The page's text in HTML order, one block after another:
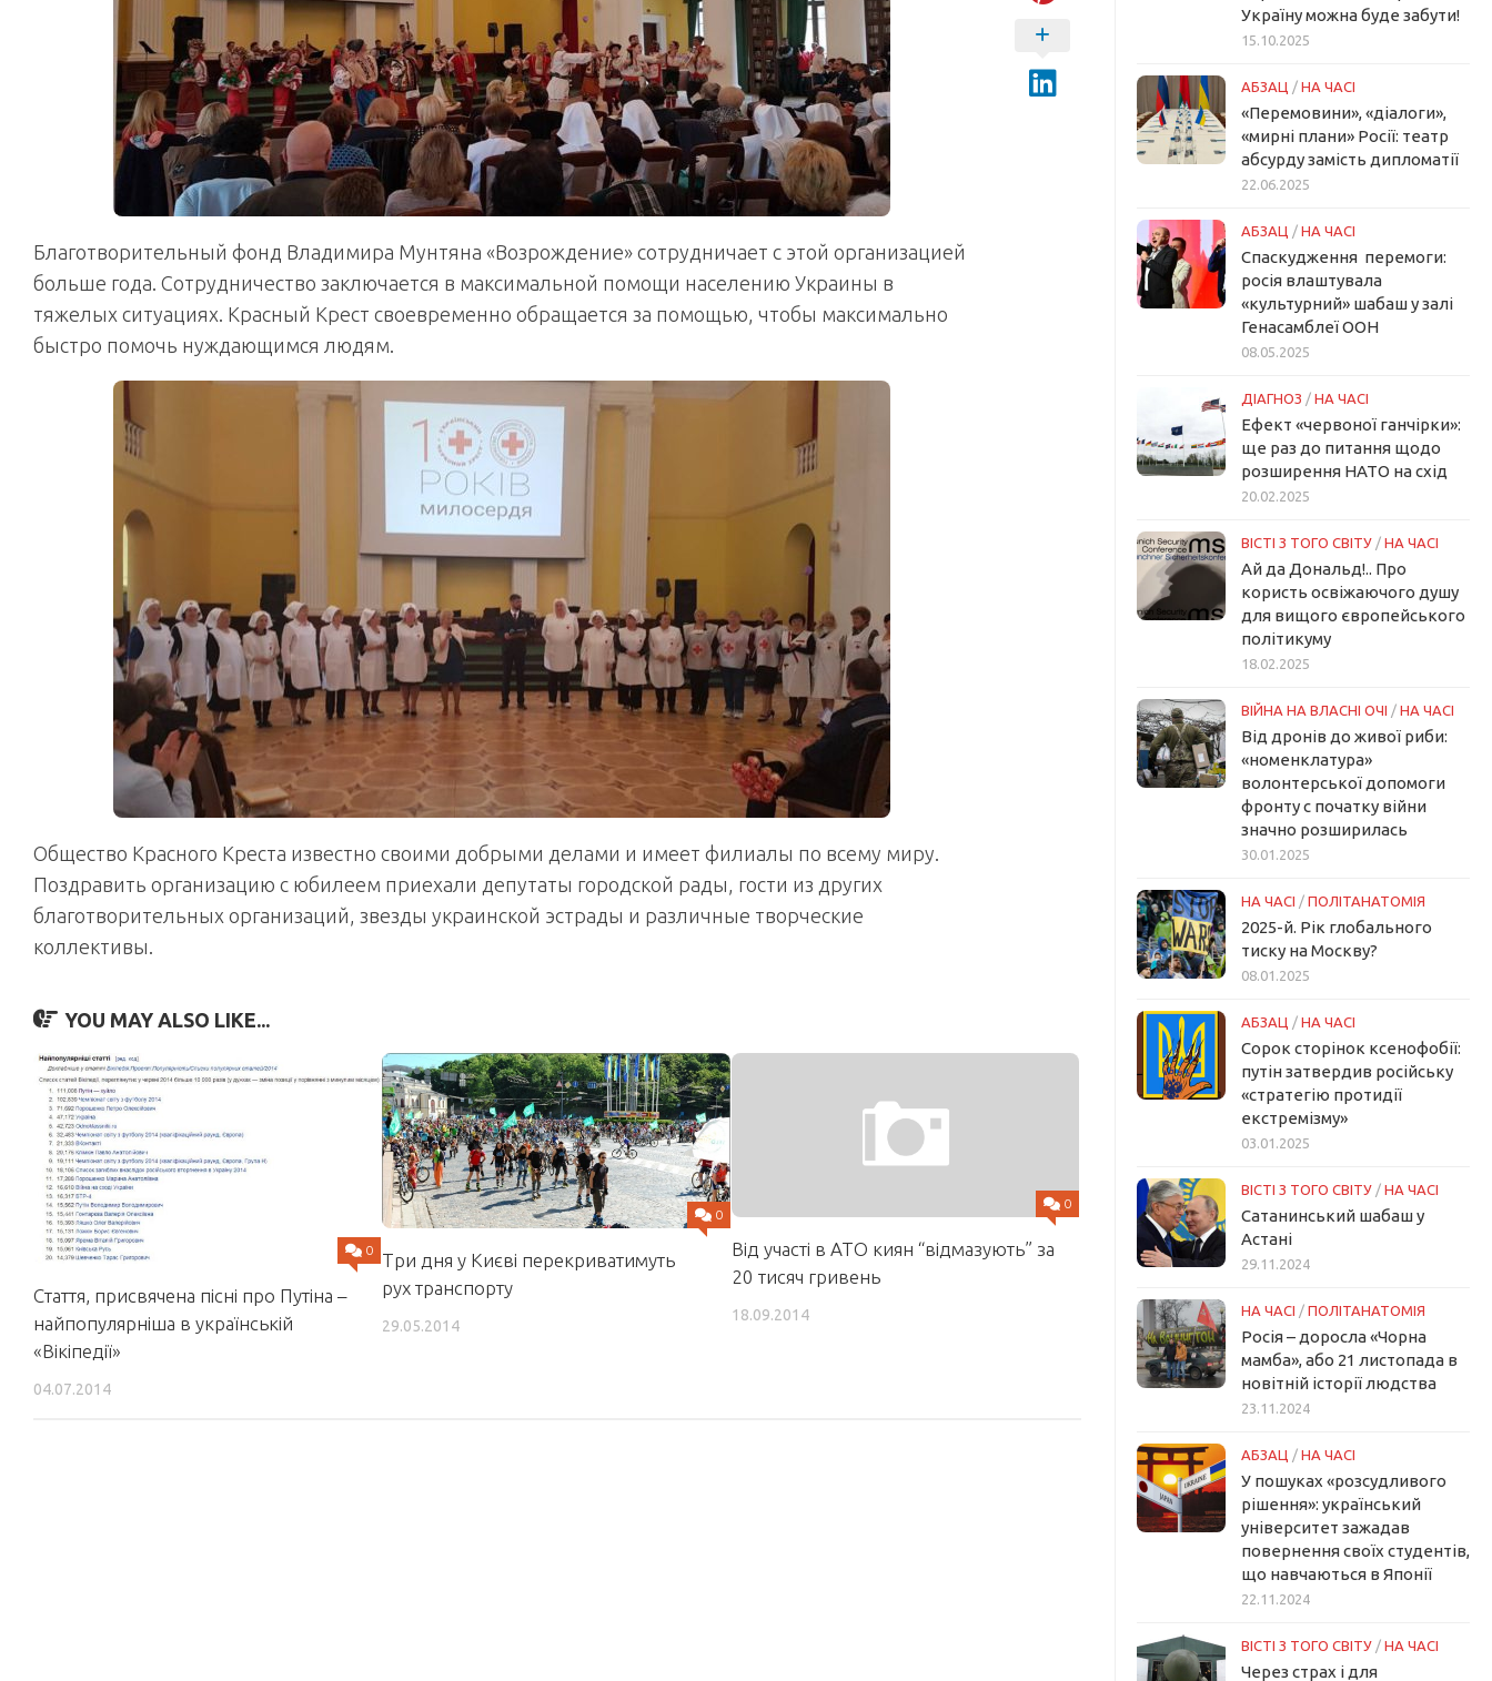
Благотворительный фонд Владимира Мунтяна «Возрождение» сотрудничает с этой организацией
больше года. Сотрудничество заключается в максимальной помощи населению Украины в
тяжелых ситуациях. Красный Крест своевременно обращается за помощью, чтобы максимально
быстро помочь нуждающимся людям.
Общество Красного Креста известно своими добрыми делами и имеет филиалы по всему миру.
Поздравить организацию с юбилеем приехали депутаты городской рады, гости из других
благотворительных организаций, звезды украинской эстрады и различные творческие
коллективы.
YOU MAY ALSO LIKE...
0
Стаття, присвячена пісні про Путіна –
найпопулярніша в українській
«Вікіпедії»
04.07.2014
0
Три дня у Києві перекриватимуть
рух транспорту
29.05.2014
0
Від участі в АТО киян “відмазують” за
20 тисяч гривень
18.09.2014
Україну можна буде забути!
15.10.2025
АБЗАЦ / НА ЧАСІ
«Перемовини», «діалоги»,
«мирні плани» Росії: театр
абсурду замість дипломатії
22.06.2025
АБЗАЦ / НА ЧАСІ
Спаскудження перемоги:
росія влаштувала
«культурний» шабаш у залі
Генасамблеї ООН
08.05.2025
ДІАГНОЗ / НА ЧАСІ
Ефект «червоної ганчірки»:
ще раз до питання щодо
розширення НАТО на схід
20.02.2025
ВІСТІ З ТОГО СВІТУ / НА ЧАСІ
Ай да Дональд!.. Про
користь освіжаючого душу
для вищого європейського
політикуму
18.02.2025
ВІЙНА НА ВЛАСНІ ОЧІ / НА ЧАСІ
Від дронів до живої риби:
«номенклатура»
волонтерської допомоги
фронту с початку війни
значно розширилась
30.01.2025
НА ЧАСІ / ПОЛІТАНАТОМІЯ
2025-й. Рік глобального
тиску на Москву?
08.01.2025
АБЗАЦ / НА ЧАСІ
Сорок сторінок ксенофобії:
путін затвердив російську
«стратегію протидії
екстремізму»
03.01.2025
ВІСТІ З ТОГО СВІТУ / НА ЧАСІ
Сатанинський шабаш у
Астані
29.11.2024
НА ЧАСІ / ПОЛІТАНАТОМІЯ
Росія – доросла «Чорна
мамба», або 21 листопада в
новітній історії людства
23.11.2024
АБЗАЦ / НА ЧАСІ
У пошуках «розсудливого
рішення»: український
університет зажадав
повернення своїх студентів,
що навчаються в Японії
22.11.2024
ВІСТІ З ТОГО СВІТУ / НА ЧАСІ
Через страх і для